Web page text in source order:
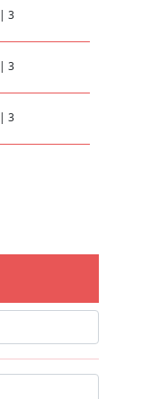
| 3
| 3
| 3